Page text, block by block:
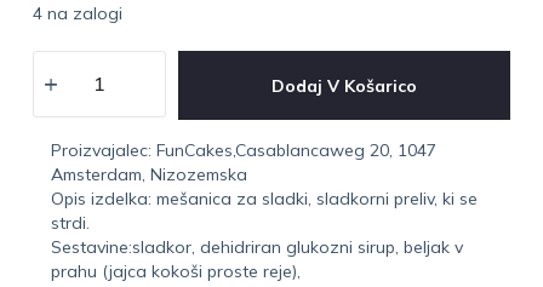
4 na zalogi
Dodaj V Košarico
Proizvajalec: FunCakes,Casablancaweg 20, 1047
Amsterdam, Nizozemska
Opis izdelka: mešanica za sladki, sladkorni preliv, ki se
strdi.
Sestavine:sladkor, dehidriran glukozni sirup, beljak v
prahu (jajca kokoši proste reje),